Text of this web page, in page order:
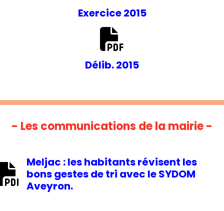
Exercice 2015
Délib. 2015
- Les communications de la mairie -
Meljac : les habitants révisent les
bons gestes de tri avec le SYDOM
Aveyron.